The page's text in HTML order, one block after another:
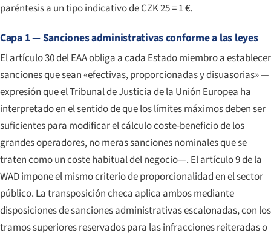
paréntesis a un tipo indicativo de CZK 25 = 1 €.
Capa 1 — Sanciones administrativas conforme a las leyes
El artículo 30 del EAA obliga a cada Estado miembro a establecer
sanciones que sean «efectivas, proporcionadas y disuasorias» —
expresión que el Tribunal de Justicia de la Unión Europea ha
interpretado en el sentido de que los límites máximos deben ser
suficientes para modificar el cálculo coste-beneficio de los
grandes operadores, no meras sanciones nominales que se
traten como un coste habitual del negocio—. El artículo 9 de la
WAD impone el mismo criterio de proporcionalidad en el sector
público. La transposición checa aplica ambos mediante
disposiciones de sanciones administrativas escalonadas, con los
tramos superiores reservados para las infracciones reiteradas o